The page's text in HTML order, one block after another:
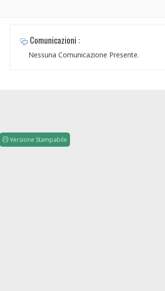
Comunicazioni :
Nessuna Comunicazione Presente.
Versione Stampabile